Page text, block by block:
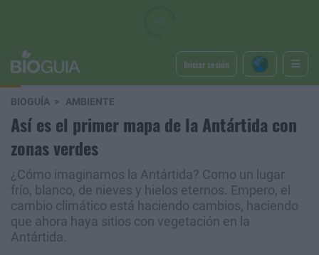
Iniciar sesión
BIOGUÍA AMBIENTE
Así es el primer mapa de la Antártida con
zonas verdes
¿Cómo imaginamos la Antártida? Como un lugar
frío, blanco, de nieves y hielos eternos. Empero, el
cambio climático está haciendo cambios, haciendo
que ahora haya sitios con vegetación en la
Antártida.